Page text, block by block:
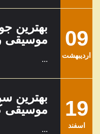
09
ارديبهشت
بهترین
موسیقی
...
19
اسفند
بهترین
موسیقی
...